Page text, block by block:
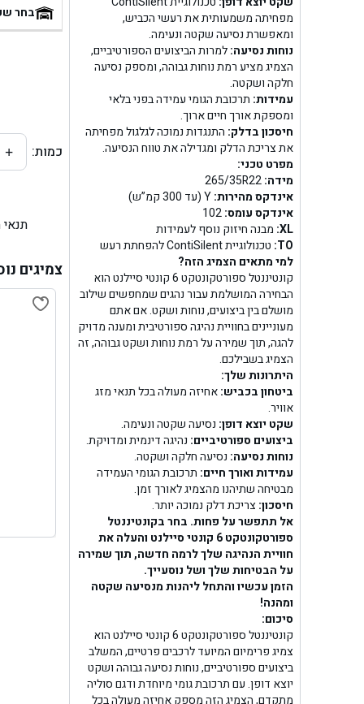
מפחיתה משמעותית את רעשי הכביש,
ומאפשרת נסיעה שקטה ונעימה.
נוחות נסיעה:למרות הביצועים הספורטיביים,
הצמיג מציע רמת נוחות גבוהה, ומספק נסיעה
חלקה ושקטה.
עמידות: תרכובת הגומי עמידה בפני בלאי
ומספקת אורך חיים ארוך.
חיסכון בדלק: התנגדות נמוכה לגלגול מפחיתה
את צריכת הדלק ומגדילה את טווח הנסיעה.
מפרט טכני:
מידה:
אינדקס מהירות:
אינדקס עומס:
XL: מבנה חיזוק נוסף לעמידות
TO: טכנולוגיית ContiSilent להפחתת רעש
למי מתאים הצמיג הזה?
קונטיננטל ספורטקונטקט 6 קונטי סיילנט הוא
הבחירה המושלמת עבור נהגים שמחפשים שילוב
מושלם בין ביצועים, נוחות ושקט. אם אתם
מעוניינים בחוויית נהיגה ספורטיבית ומענה מדויק
להגה, תוך שמירה על רמת נוחות ושקט גבוהה, זה
הצמיג בשבילכם.
היתרונות שלך:
ביטחון בכביש:אחיזה מעולה בכל תנאי מזג
אוויר.
שקט יוצא דופן: נסיעה שקטה ונעימה.
ביצועים ספורטיביים: נהיגה דינמית ומדויקת.
נוחות נסיעה: נסיעה חלקה ושקטה.
עמידות ואורך חיים: תרכובת הגומי העמידה
מבטיחה שתיהנו מהצמיג לאורך זמן.
חיסכון:צריכת דלק נמוכה יותר.
אל תתפשר על פחות. בחר בקונטיננטל
ספורטקונטקט 6 קונטי סיילנט והעלה את
חוויית הנהיגה שלך לרמה חדשה, תוך שמירה
על הבטיחות שלך ושל נוסעייך.
הזמן עכשיו והתחל ליהנות מנסיעה שקטה
ומהנה!
סיכום:
קונטיננטל ספורטקונטקט 6 קונטי סיילנט הוא
צמיג פרימיום המיועד לרכבים פרטיים, המשלב
ביצועים ספורטיביים, נוחות נסיעה גבוהה ושקט
יוצא דופן. עם תרכובת גומי מיוחדת ודגם סוליה
מתקדם, הצמיג הזה מספק אחיזה מעולה בכל
בן
בן
בחר
כמות: +
צמיגים